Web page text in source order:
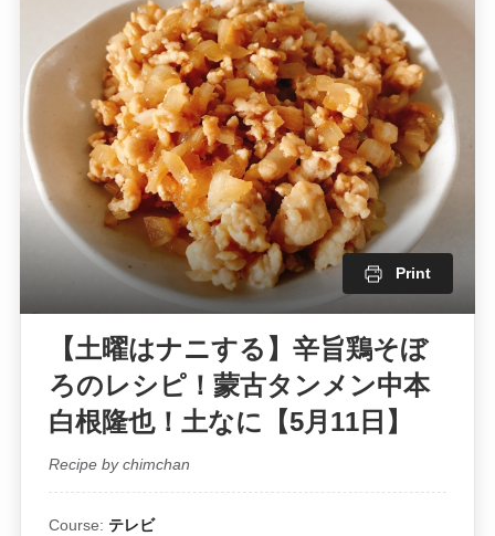
Print
【土曜はナニする】辛旨鶏そぼ
ろのレシピ！蒙古タンメン中本
白根隆也！土なに【5月11日】
Recipe by chimchan
Course: テレビ